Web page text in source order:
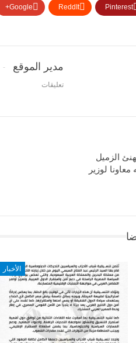
Google+ ReddIt Pinterest
مدير الموقع
تعليقات
الزميل
لوزير
الأخبار